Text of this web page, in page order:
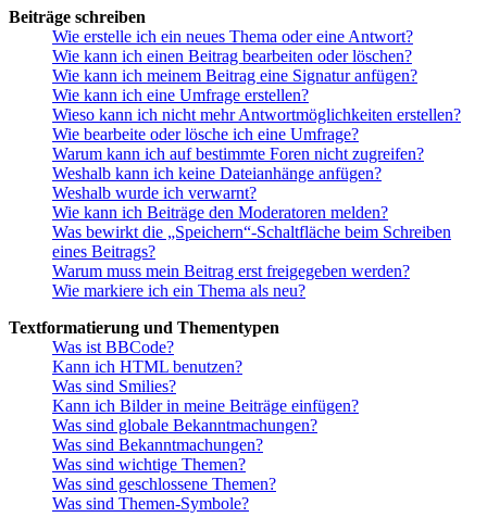
Beiträge schreiben
Wie erstelle ich ein neues Thema oder eine Antwort?
Wie kann ich einen Beitrag bearbeiten oder löschen?
Wie kann ich meinem Beitrag eine Signatur anfügen?
Wie kann ich eine Umfrage erstellen?
Wieso kann ich nicht mehr Antwortmöglichkeiten erstellen?
Wie bearbeite oder lösche ich eine Umfrage?
Warum kann ich auf bestimmte Foren nicht zugreifen?
Weshalb kann ich keine Dateianhänge anfügen?
Weshalb wurde ich verwarnt?
Wie kann ich Beiträge den Moderatoren melden?
Was bewirkt die „Speichern“-Schaltfläche beim Schreiben
eines Beitrags?
Warum muss mein Beitrag erst freigegeben werden?
Wie markiere ich ein Thema als neu?
Textformatierung und Thementypen
Was ist BBCode?
Kann ich HTML benutzen?
Was sind Smilies?
Kann ich Bilder in meine Beiträge einfügen?
Was sind globale Bekanntmachungen?
Was sind Bekanntmachungen?
Was sind wichtige Themen?
Was sind geschlossene Themen?
Was sind Themen-Symbole?